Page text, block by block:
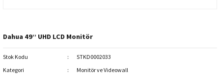
Dahua 49’’ UHD LCD Monitör
Stok Kodu
STKD0002033
Kategori
Monitör ve Videowall